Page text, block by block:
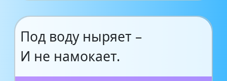
Под воду ныряет –
И не намокает.